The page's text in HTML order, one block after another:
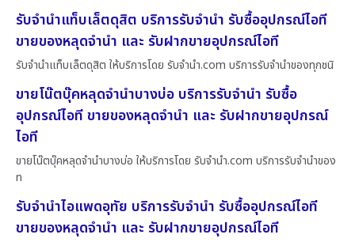
รับจำนำแท็บเล็ตดุสิต บริการรับจำนำ รับซื้ออุปกรณ์ไอที
ขายของหลุดจำนำ และ รับฝากขายอุปกรณ์ไอที
รับจำนำแท็บเล็ตดุสิต ให้บริการโดย รับจํานํา.com บริการรับจำนำของทุกชนิ
ขายโน๊ตบุ๊คหลุดจำนำบางบ่อ บริการรับจำนำ รับซื้อ
อุปกรณ์ไอที ขายของหลุดจำนำ และ รับฝากขายอุปกรณ์
ไอที
ขายโน๊ตบุ๊คหลุดจำนำบางบ่อ ให้บริการโดย รับจํานํา.com บริการรับจำนำของ
ท
รับจำนำไอแพดอุทัย บริการรับจำนำ รับซื้ออุปกรณ์ไอที
ขายของหลุดจำนำ และ รับฝากขายอุปกรณ์ไอที